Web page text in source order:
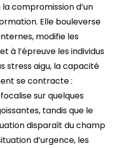
compromission d’un
Elle bouleverse
modifie les
à l’épreuve les individus
stress aigu, la capacité
se contracte :
sur quelques
tandis que le
disparaît du champ
d’urgence, les